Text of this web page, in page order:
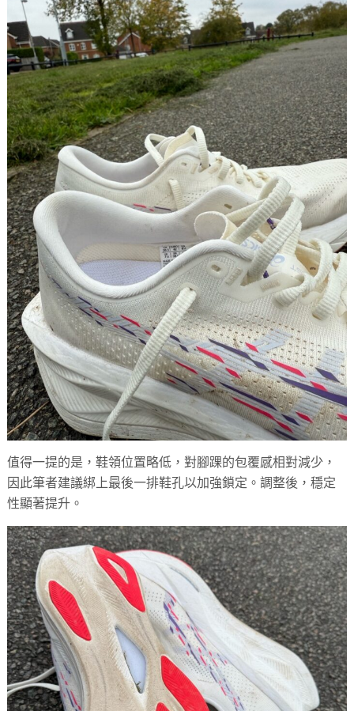
值得一提的是，鞋領位置略低，對腳踝的包覆感相對減少，
因此筆者建議綁上最後一排鞋孔以加強鎖定。調整後，穩定
性顯著提升。